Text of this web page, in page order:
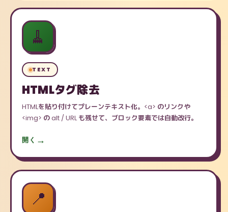
🧹
TEXT
HTMLタグ除去
HTMLを貼り付けてプレーンテキスト化。<a> のリンクや
<img> の alt / URL も残せて、ブロック要素では自動改行。
開く
📍